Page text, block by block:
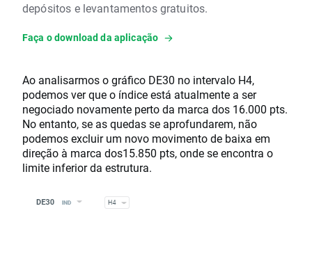
depósitos e levantamentos gratuitos.
Faça o download da aplicação
Ao analisarmos o gráfico DE30 no intervalo H4,
podemos ver que o índice está atualmente a ser
negociado novamente perto da marca dos 16.000 pts.
No entanto, se as quedas se aprofundarem, não
podemos excluir um novo movimento de baixa em
direção à marca dos15.850 pts, onde se encontra o
limite inferior da estrutura.